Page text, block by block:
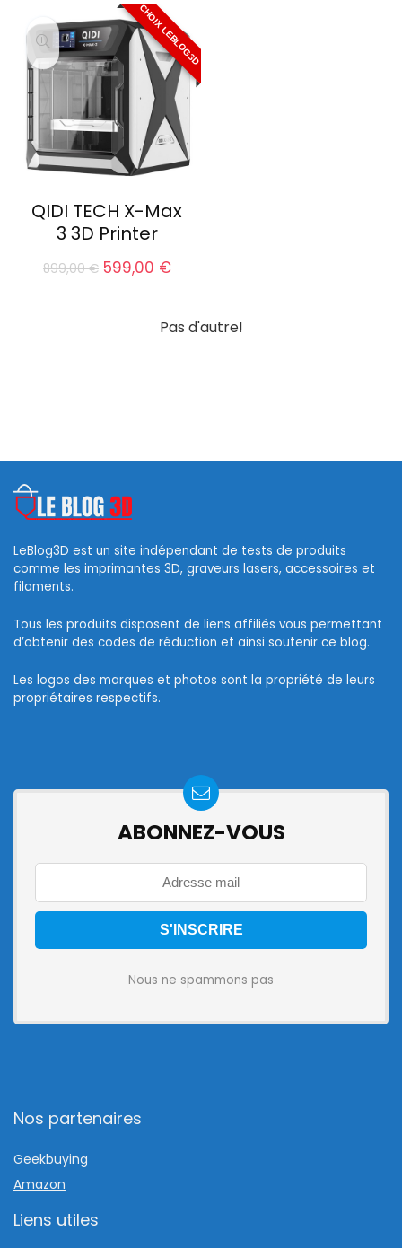
était :
799,00 €.654,00 €.
CHOIX LEBLOG3D
QIDI TECH X-Max
3 3D Printer
899,00€ Le
899,00 €.
599,00 €Le
est :
599,00 €.
Pas d'autre!
LeBlog3D est un site indépendant de tests de produits
comme les imprimantes 3D, graveurs lasers, accessoires et
filaments.
Tous les produits disposent de liens affiliés vous permettant
d’obtenir des codes de réduction et ainsi soutenir ce blog.
Les logos des marques et photos sont la propriété de leurs
propriétaires respectifs.
ABONNEZ-VOUS
Nous ne spammons pas
Nos partenaires
Geekbuying
Amazon
Liens utiles